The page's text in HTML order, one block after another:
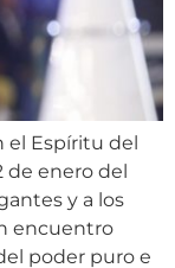
Espíritu del
de enero del
y a los
encuentro
poder puro e